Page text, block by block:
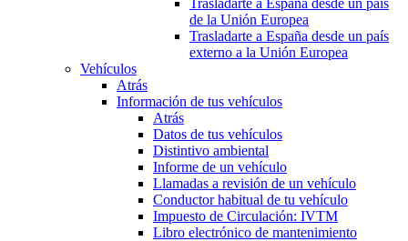
Trasladarte a España desde un país
de la Unión Europea
Trasladarte a España desde un país
externo a la Unión Europea
Vehículos
Atrás
Información de tus vehículos
Atrás
Datos de tus vehículos
Distintivo ambiental
Informe de un vehículo
Llamadas a revisión de un vehículo
Conductor habitual de tu vehículo
Impuesto de Circulación: IVTM
Libro electrónico de mantenimiento